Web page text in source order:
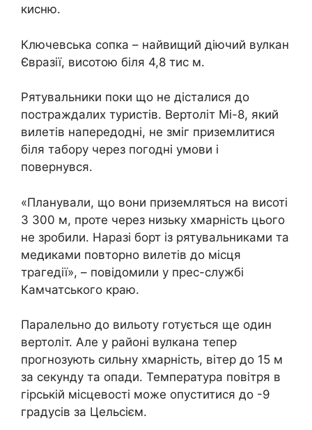
кисню.
Ключевська сопка – найвищий діючий вулкан
Євразії, висотою біля 4,8 тис м.
Рятувальники поки що не дісталися до
постраждалих туристів. Вертоліт Мі-8, який
вилетів напередодні, не зміг приземлитися
біля табору через погодні умови і
повернувся.
«Планували, що вони приземляться на висоті
3 300 м, проте через низьку хмарність цього
не зробили. Наразі борт із рятувальниками та
медиками повторно вилетів до місця
трагедії», – повідомили у прес-службі
Камчатського краю.
Паралельно до вильоту готується ще один
вертоліт. Але у районі вулкана тепер
прогнозують сильну хмарність, вітер до 15 м
за секунду та опади. Температура повітря в
гірській місцевості може опуститися до -9
градусів за Цельсієм.